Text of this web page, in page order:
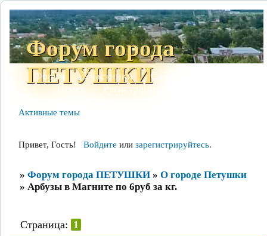
Форум города
ПЕТУШКИ
Форум Участники Сайт
Поиск
Регистрация
Активные темы
Привет, Гость! Войдите или зарегистрируйтесь.
» Форум города ПЕТУШКИ » О городе Петушки
» Арбузы в Магните по 6руб за кг.
Страница: 1